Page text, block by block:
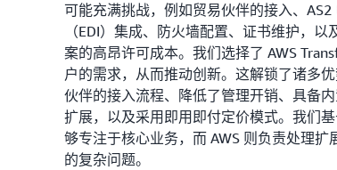
可能充满挑战，例如贸易伙伴的接入、AS2
（EDI）集成、防火墙配置、证书维护，以
案的高昂许可成本。我们选择了 AWS
户的需求，从而推动创新。这解锁了诸多
伙伴的接入流程、降低了管理开销、具备
扩展，以及采用即用即付定价模式。我们
够专注于核心业务，而 AWS 则负责处理扩
的复杂问题。